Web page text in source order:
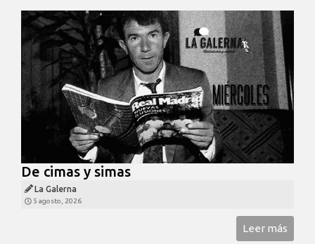
De cimas y simas
La Galerna
5 agosto, 2026
Leer más